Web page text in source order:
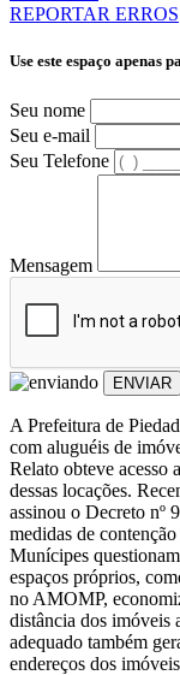
REPORTAR ERROS
Use este espaço apenas
Seu nome
Seu e-mail
Seu Telefone
Mensagem
ENVIAR
A Prefeitura de
com aluguéis de
Relato obteve acesso
dessas locações.
assinou o Decreto nº
medidas de
Munícipes
espaços próprios,
no AMOMP,
distância dos imóveis
adequado também
endereços dos